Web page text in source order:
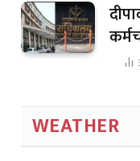
WEATHER